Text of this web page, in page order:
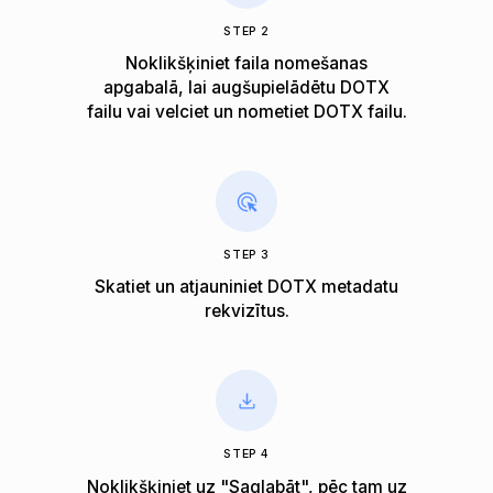
STEP 2
Noklikšķiniet faila nomešanas
apgabalā, lai augšupielādētu DOTX
failu vai velciet un nometiet DOTX failu.
STEP 3
Skatiet un atjauniniet DOTX metadatu
rekvizītus.
STEP 4
Noklikšķiniet uz "Saglabāt", pēc tam uz